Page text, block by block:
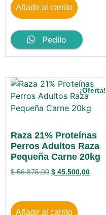
Añadir al carrito
Pedilo
¡Oferta!
Raza 21% Proteínas
Perros Adultos Raza
Pequeña Carne 20kg
$56.875,00 $ 45.500,00
Añadir al carrito